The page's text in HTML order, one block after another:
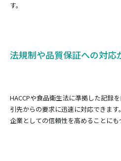
す。
法規制や品質保証への対応
HACCPや食品衛生法に準拠した記録
引先からの要求に迅速に対応できます
企業としての信頼性を高めることにも